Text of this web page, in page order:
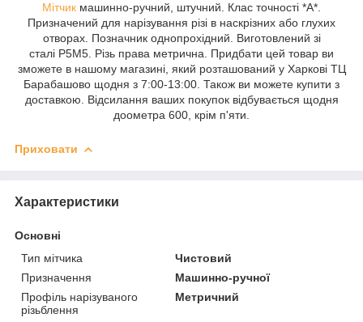
Мітчик машинно-ручний, штучний. Клас точності *А*.
Призначений для нарізування різі в наскрізних або глухих
отворах. Позначник однопрохідний. Виготовлений зі
сталі Р5М5. Різь права метрична. Придбати цей товар ви
зможете в нашому магазині, який розташований у Харкові ТЦ
Барабашово щодня з 7:00-13:00. Також ви можете купити з
доставкою. Відсилання ваших покупок відбувається щодня
доометра 600, крім п'яти.
Приховати
Характеристики
Основні
Тип мітчика
Чистовий
Призначення
Машинно-ручної
Профіль нарізуваного
різьблення
Метричний